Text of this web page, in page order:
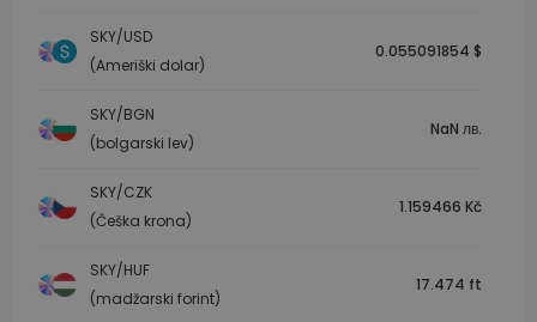
SKY/USD
(Ameriški dolar)
0.055091854 $
SKY/BGN
(bolgarski lev)
NaN лв.
SKY/CZK
(Češka krona)
1.159466 Kč
SKY/HUF
(madžarski forint)
17.474 ft